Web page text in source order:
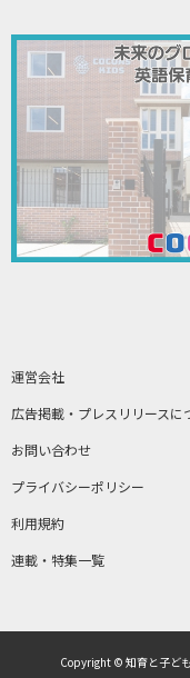
運営会社
広告掲載・プレスリリースに
お問い合わせ
プライバシーポリシー
利用規約
連載・特集一覧
Copyright © 知育と子ど